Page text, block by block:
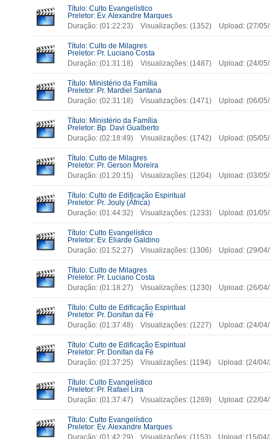
Título: Culto Evangelístico
Preletor: Ev. Alexandre Marques
Duração: (01:22:23) Visualizações: (1352) Upload: (27/
Título: Culto de Milagres
Preletor: Pr. Luciano Costa
Duração: (01:31:18) Visualizações: (1487) Upload: (24/
Título: Ministério da Família
Preletor: Pr. Mardiel Santana
Duração: (02:31:18) Visualizações: (1471) Upload: (06/
Título: Ministério da Família
Preletor: Bp. Davi Gualberto
Duração: (02:18:49) Visualizações: (1742) Upload: (05/
Título: Culto de Milagres
Preletor: Pr. Gerson Moreira
Duração: (01:20:15) Visualizações: (1204) Upload: (03/
Título: Culto de Edificação Espiritual
Preletor: Pr. Jouly (África)
Duração: (01:44:32) Visualizações: (1233) Upload: (01/
Título: Culto Evangelístico
Preletor: Ev. Eliarde Galdino
Duração: (01:52:27) Visualizações: (1306) Upload: (29/
Título: Culto de Milagres
Preletor: Pr. Luciano Costa
Duração: (01:18:27) Visualizações: (1230) Upload: (26/
Título: Culto de Edificação Espiritual
Preletor: Pr. Donifan da Fé
Duração: (01:37:48) Visualizações: (1227) Upload: (24/
Título: Culto de Edificação Espiritual
Preletor: Pr. Donifan da Fé
Duração: (01:37:25) Visualizações: (1194) Upload: (24/
Título: Culto Evangelístico
Preletor: Pr. Rafael Lira
Duração: (01:37:47) Visualizações: (1269) Upload: (22/
Título: Culto Evangelístico
Preletor: Ev. Alexandre Marques
Duração: (01:42:29) Visualizações: (1153) Upload: (15/